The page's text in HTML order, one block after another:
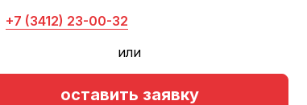
+7 (3412) 23-00-32
или
оставить заявку